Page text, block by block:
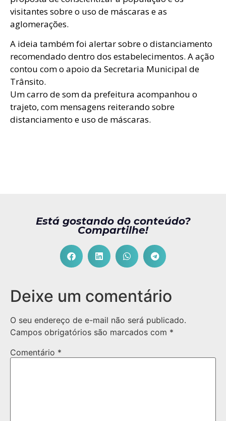
visitantes sobre o uso de máscaras e as
aglomerações.
A ideia também foi alertar sobre o distanciamento
recomendado dentro dos estabelecimentos. A ação
contou com o apoio da Secretaria Municipal de
Trânsito.
Um carro de som da prefeitura acompanhou o
trajeto, com mensagens reiterando sobre
distanciamento e uso de máscaras.
Está gostando do conteúdo?
Compartilhe!
Deixe um comentário
O seu endereço de e-mail não será publicado.
Campos obrigatórios são marcados com *
Comentário *